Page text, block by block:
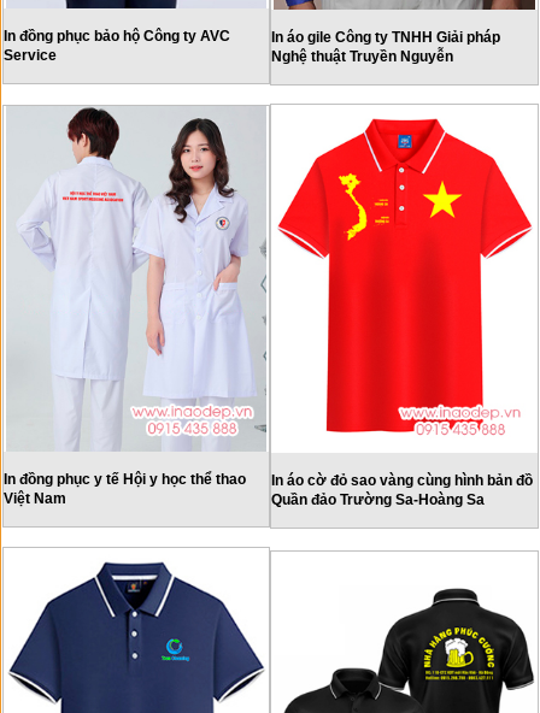
In đồng phục bảo hộ Công ty AVC
Service
In áo gile Công ty TNHH Giải pháp
Nghệ thuật Truyền Nguyễn
In đồng phục y tế Hội y học thể thao
Việt Nam
In áo cờ đỏ sao vàng cùng hình bản đồ
Quần đảo Trường Sa-Hoàng Sa